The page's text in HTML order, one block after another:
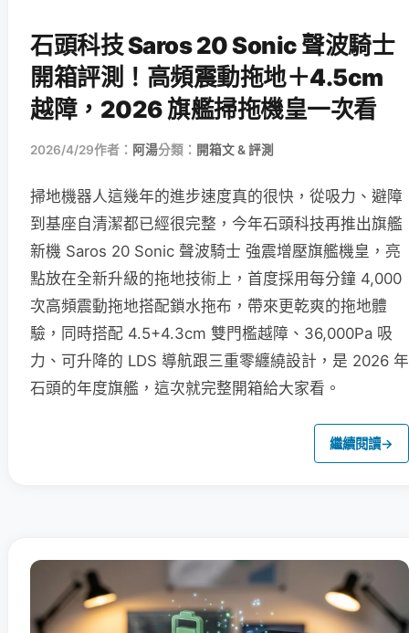
石頭科技 Saros 20 Sonic 聲波騎士
開箱評測！高頻震動拖地＋4.5cm
越障，2026 旗艦掃拖機皇一次看
2026/4/29作者： 阿湯分類： 開箱文 & 評測
掃地機器人這幾年的進步速度真的很快，從吸力、避障
到基座自清潔都已經很完整，今年石頭科技再推出旗艦
新機 Saros 20 Sonic 聲波騎士 強震增壓旗艦機皇，亮
點放在全新升級的拖地技術上，首度採用每分鐘 4,000
次高頻震動拖地搭配鎖水拖布，帶來更乾爽的拖地體
驗，同時搭配 4.5+4.3cm 雙門檻越障、36,000Pa 吸
力、可升降的 LDS 導航跟三重零纏繞設計，是 2026 年
石頭的年度旗艦，這次就完整開箱給大家看。
繼續閱讀→